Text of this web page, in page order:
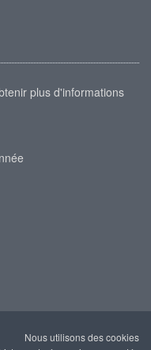
plus d'informations
Nous utilisons des cookies